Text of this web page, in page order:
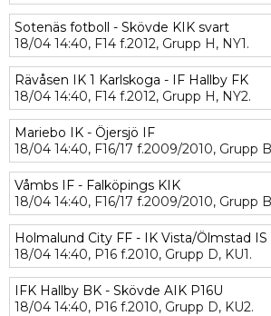
Sotenäs fotboll - Skövde KIK svart
18/04 14:40, F14 f.2012, Grupp H, NY1.
Rävåsen IK 1 Karlskoga - IF Hallby FK
18/04 14:40, F14 f.2012, Grupp H, NY2.
Mariebo IK - Öjersjö IF
18/04 14:40, F16/17 f.2009/2010, Grupp
Våmbs IF - Falköpings KIK
18/04 14:40, F16/17 f.2009/2010, Grupp
Holmalund City FF - IK Vista/Ölmstad IS
18/04 14:40, P16 f.2010, Grupp D, KU1.
IFK Hallby BK - Skövde AIK P16U
18/04 14:40, P16 f.2010, Grupp D, KU2.